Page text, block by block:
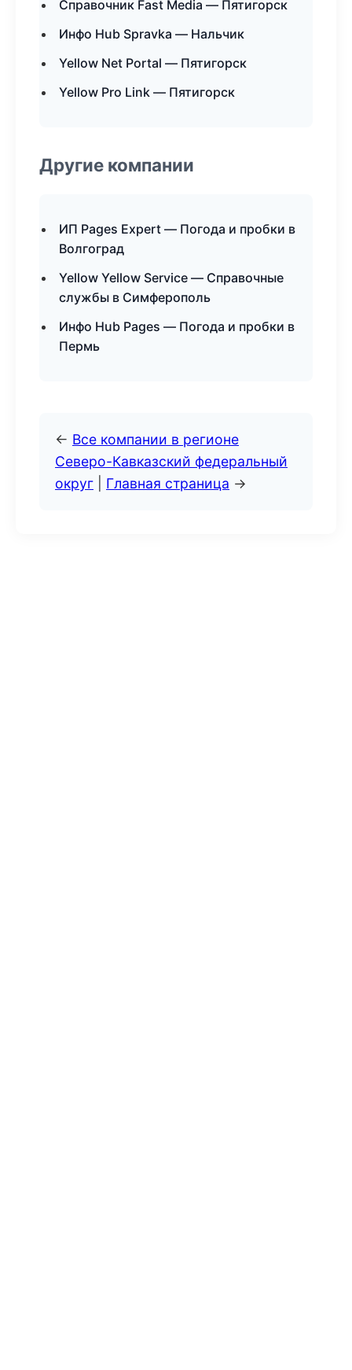
Справочник Fast Media — Пятигорск
Инфо Hub Spravka — Нальчик
Yellow Net Portal — Пятигорск
Yellow Pro Link — Пятигорск
Другие компании
ИП Pages Expert — Погода и пробки в
Волгоград
Yellow Yellow Service — Справочные
службы в Симферополь
Инфо Hub Pages — Погода и пробки в
Пермь
← Все компании в регионе
Северо-Кавказский федеральный
округ
Главная страница →